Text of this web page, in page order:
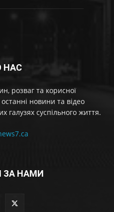
НАС
розваг та корисної
новини та відео
галузях суспільного життя.
ЗА НАМИ